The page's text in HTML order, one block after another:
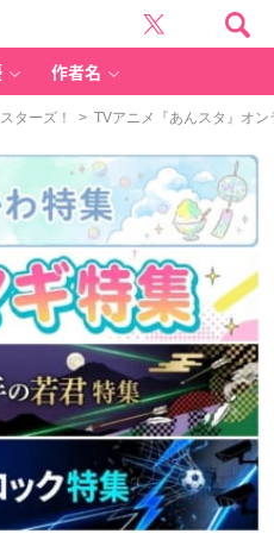
作者名
ターズ！ > TVアニメ『あんスタ』オ